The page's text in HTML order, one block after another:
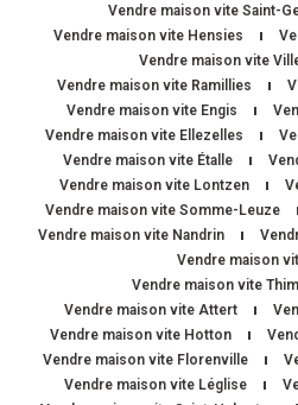
Vendre maison vite Saint-
Vendre maison vite Hensies
Vendre maison vite
Vendre maison vite Ramillies
Vendre maison vite Engis
Vendre maison vite Ellezelles
Vendre maison vite Étalle
Vendre maison vite Lontzen
Vendre maison vite Somme-Leuze
Vendre maison vite Nandrin
Vendre maison
Vendre maison vite
Vendre maison vite Attert
Vendre maison vite Hotton
Vendre maison vite Florenville
Vendre maison vite Léglise